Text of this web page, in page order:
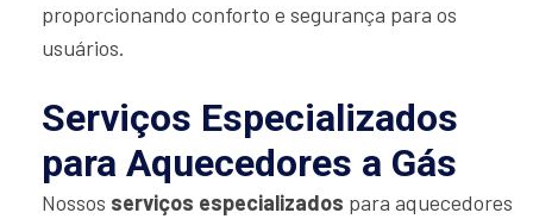
proporcionando conforto e segurança para os
usuários.
Serviços Especializados
para Aquecedores a Gás
Nossos serviços especializados para aquecedores